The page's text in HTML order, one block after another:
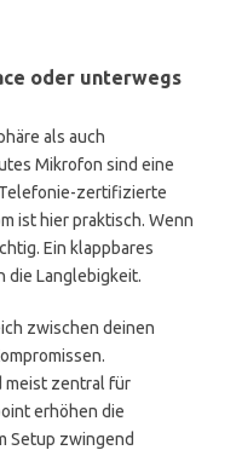
oder unterwegs
als auch
Mikrofon sind eine
zertifizierte
ist hier praktisch. Wenn
Ein klappbares
die Langlebigkeit.
zwischen deinen
meist zentral für
erhöhen die
Setup zwingend